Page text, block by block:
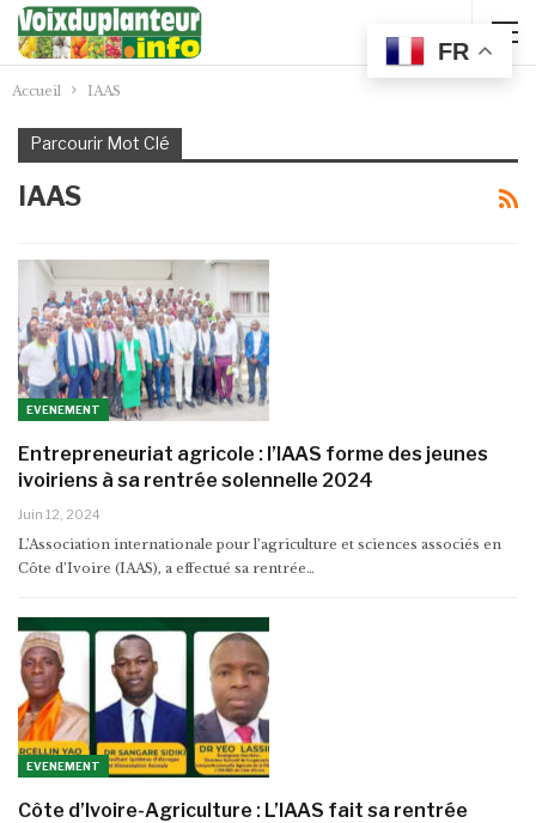
Accueil IAAS
Parcourir Mot Clé
IAAS
EVENEMENT
Entrepreneuriat agricole : l’IAAS forme des jeunes
ivoiriens à sa rentrée solennelle 2024
Juin 12, 2024
L’Association internationale pour l’agriculture et sciences associés en
Côte d’Ivoire (IAAS), a effectué sa rentrée…
EVENEMENT
Côte d’Ivoire-Agriculture : L’IAAS fait sa rentrée
FR